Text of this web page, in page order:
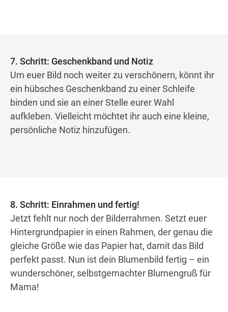
7. Schritt: Geschenkband und Notiz
Um euer Bild noch weiter zu verschönern, könnt ihr
ein hübsches Geschenkband zu einer Schleife
binden und sie an einer Stelle eurer Wahl
aufkleben. Vielleicht möchtet ihr auch eine kleine,
persönliche Notiz hinzufügen.
8. Schritt: Einrahmen und fertig!
Jetzt fehlt nur noch der Bilderrahmen. Setzt euer
Hintergrundpapier in einen Rahmen, der genau die
gleiche Größe wie das Papier hat, damit das Bild
perfekt passt. Nun ist dein Blumenbild fertig – ein
wunderschöner, selbstgemachter Blumengruß für
Mama!